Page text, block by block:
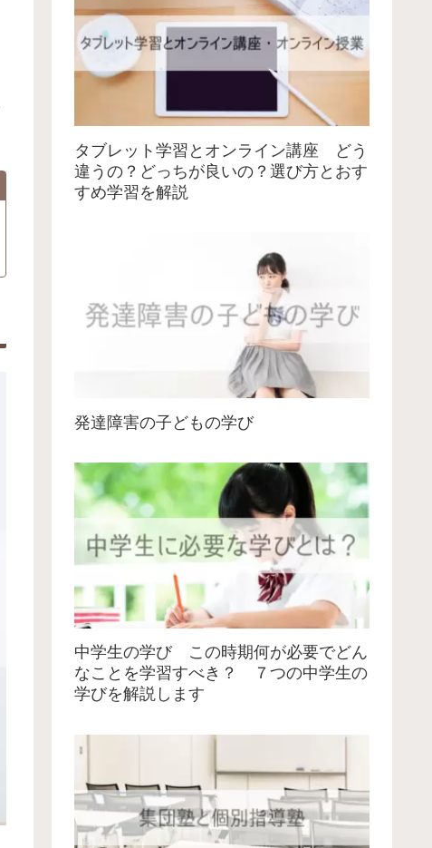
タブレット学習とオンライン講座 どう
違うの？どっちが良いの？選び方とおす
すめ学習を解説
発達障害の子どもの学び
中学生の学び この時期何が必要でどん
なことを学習すべき？ ７つの中学生の
学びを解説します